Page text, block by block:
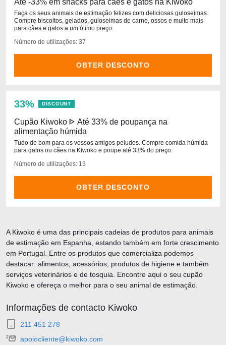
Até -33% em snacks para cães e gatos na Kiwoko
Faça os seus animais de estimação felizes com deliciosas guloseimas.
Compre biscoitos, gelados, guloseimas de carne, ossos e muito mais
para cães e gatos a um ótimo preço.
Número de utilizações: 37
OBTER DESCONTO
33% DISCOUNT
Cupão Kiwoko ᐈ Até 33% de poupança na
alimentação húmida
Tudo de bom para os vossos amigos peludos. Compre comida húmida
para gatos ou cães na Kiwoko e poupe até 33% do preço.
Número de utilizações: 13
OBTER DESCONTO
A Kiwoko é uma das principais cadeias de produtos para animais
de estimação em Espanha, estando também em forte crescimento
em Portugal. Entre os produtos que comercializa podemos
destacar: alimentos, acessórios, produtos de higiene e também
serviços veterinários e de tosquia. Encontre aqui o seu cupão
Kiwoko e ofereça o melhor para o seu animal de estimação.
Informações de contacto Kiwoko
211 451 278
apoiocliente@kiwoko.com